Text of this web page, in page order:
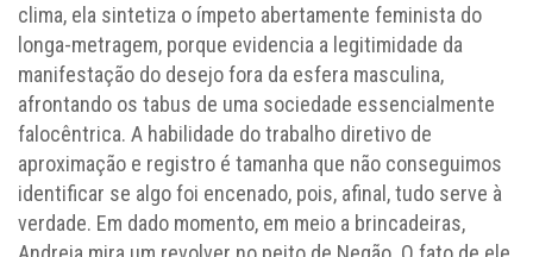
clima, ela sintetiza o ímpeto abertamente feminista do
longa-metragem, porque evidencia a legitimidade da
manifestação do desejo fora da esfera masculina,
afrontando os tabus de uma sociedade essencialmente
falocêntrica. A habilidade do trabalho diretivo de
aproximação e registro é tamanha que não conseguimos
identificar se algo foi encenado, pois, afinal, tudo serve à
verdade. Em dado momento, em meio a brincadeiras,